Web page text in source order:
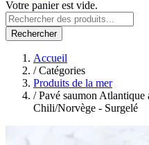
Votre panier est vide.
Rechercher
Accueil
/Catégories
Produits de la mer
/Pavé saumon Atlantique
Chili/Norvège - Surgelé